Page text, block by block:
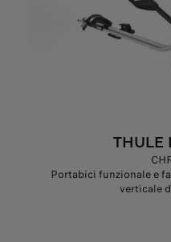
THULE
Portabici funzionale e
verticale